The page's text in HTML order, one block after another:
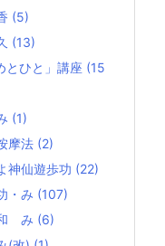
(5)
(13)
とひと」講座 (15
(1)
摩法 (2)
神仙遊歩功 (22)
・み (107)
み (6)